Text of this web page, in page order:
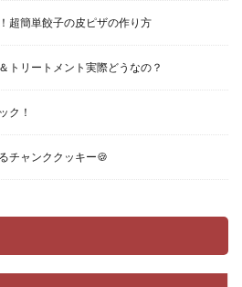
超簡単餃子の皮ピザの作り方
トリートメント実際どうなの？
ク！
チャンククッキー🍪